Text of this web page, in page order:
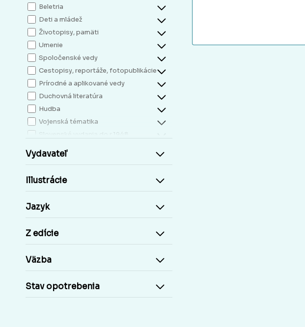
Beletria
Deti a mládež
Životopisy, pamäti
Umenie
Spoločenské vedy
Cestopisy, reportáže, fotopublikácie
Prírodné a aplikované vedy
Duchovná literatúra
Hudba
Vojenská tématika
Slovenské vydania do r.1948
Kresťanská literatúra
Príroda a človek
Cudzie jazyky, učebnice a slovníky
Učebnice základná škola
Staré tlače, Early prints
Časopisy a noviny
Vydavateľ
Illustrácie
Jazyk
Z edície
Väzba
Stav opotrebenia